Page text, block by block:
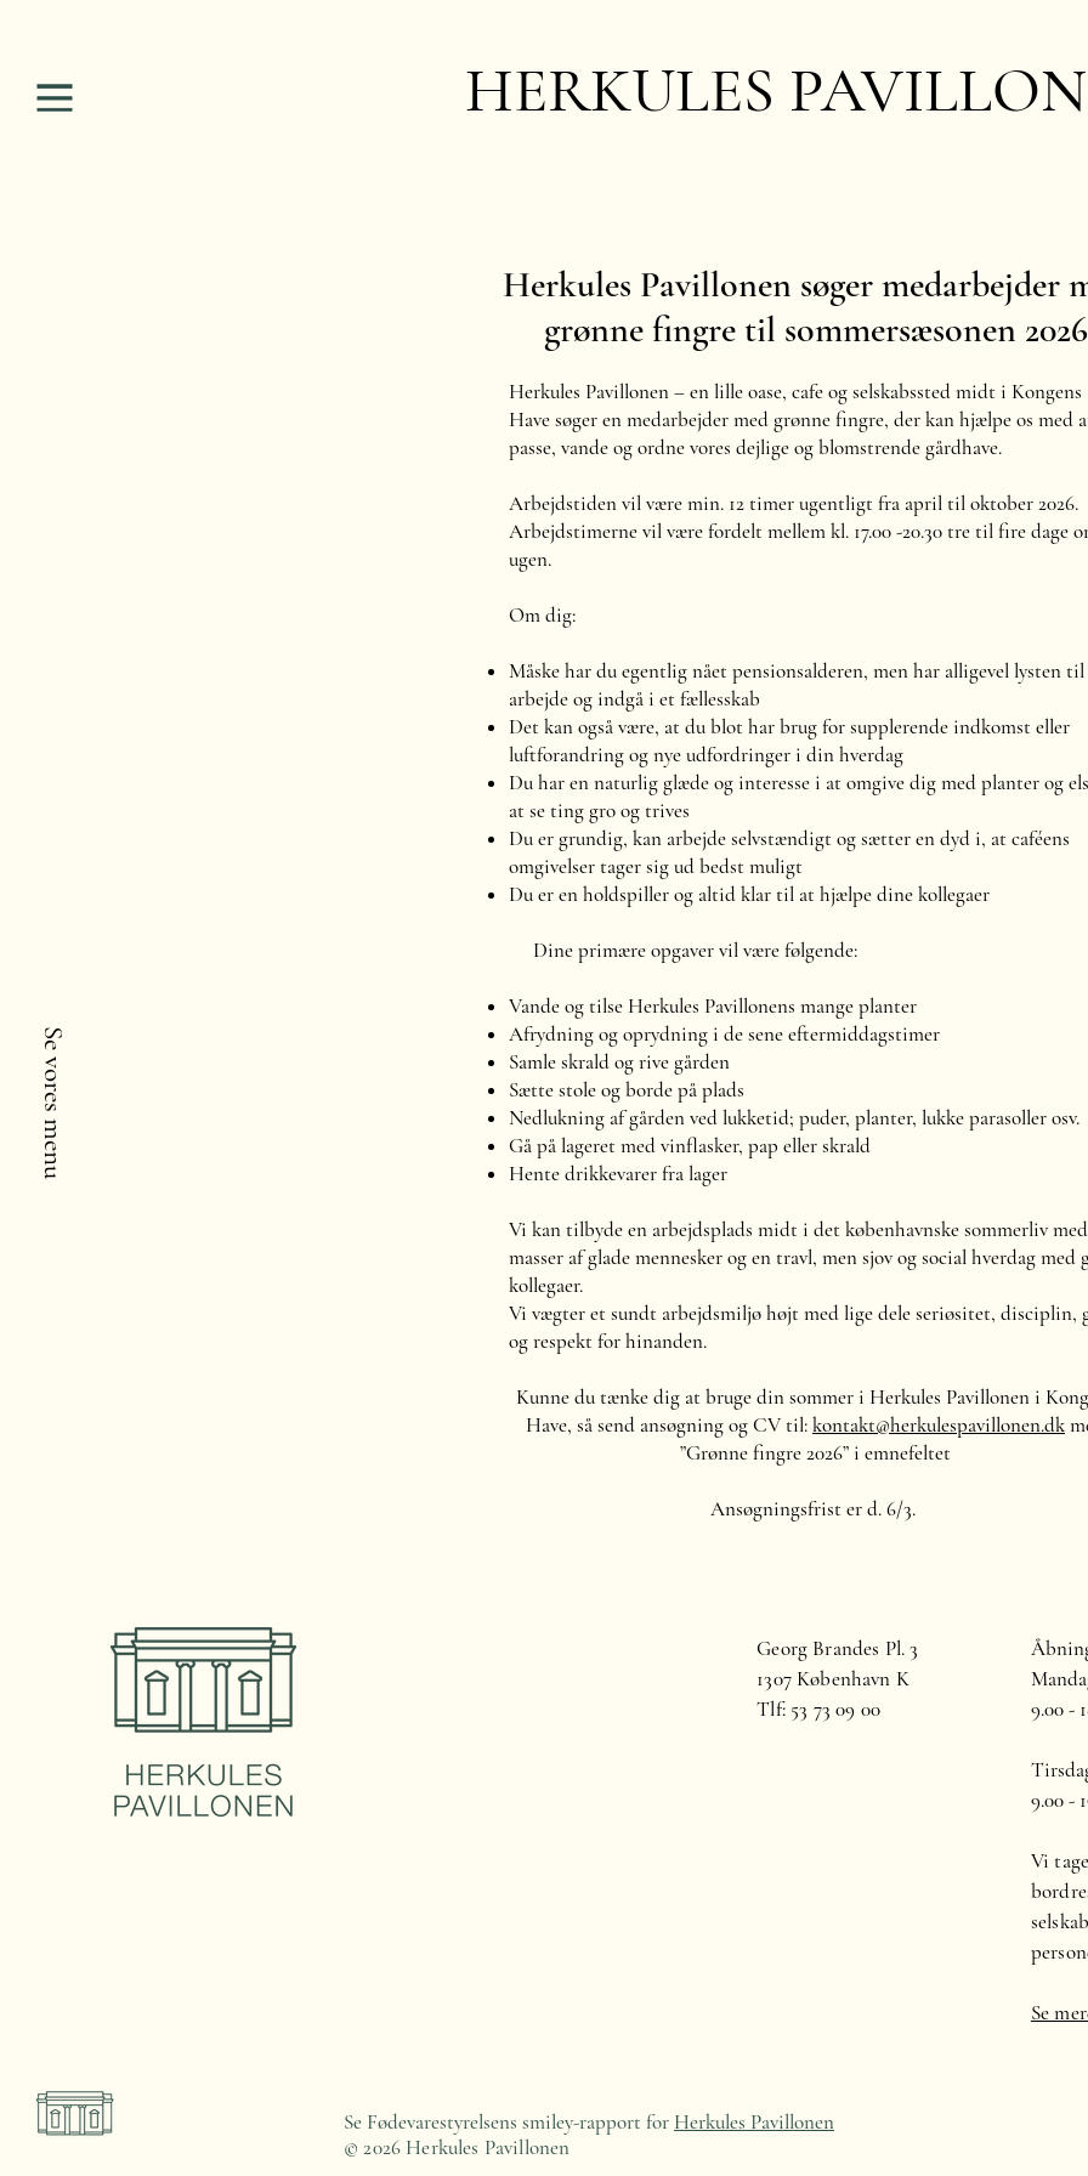
HERKULES
Se vores menu
Herkules Pavillonen søger medarbejder
grønne fingre til sommersæsonen 2026
Herkules Pavillonen – en lille oase, cafe og selskabssted midt i Kongens
Have søger en medarbejder med grønne fingre, der kan hjælpe os med
passe, vande og ordne vores dejlige og blomstrende gårdhave.
Arbejdstiden vil være min. 12 timer ugentligt fra april til oktober 2026.
Arbejdstimerne vil være fordelt mellem kl. 17.00 -20.30 tre til fire dage
ugen.
Om dig:
Måske har du egentlig nået pensionsalderen, men har alligevel lysten
arbejde og indgå i et fællesskab
Det kan også være, at du blot har brug for supplerende indkomst eller
luftforandring og nye udfordringer i din hverdag
Du har en naturlig glæde og interesse i at omgive dig med planter og
at se ting gro og trives
Du er grundig, kan arbejde selvstændigt og sætter en dyd i, at caféens
omgivelser tager sig ud bedst muligt
Du er en holdspiller og altid klar til at hjælpe dine kollegaer
Dine primære opgaver vil være følgende:
Vande og tilse Herkules Pavillonens mange planter
Afrydning og oprydning i de sene eftermiddagstimer
Samle skrald og rive gården
Sætte stole og borde på plads
Nedlukning af gården ved lukketid; puder, planter, lukke parasoller osv.
Gå på lageret med vinflasker, pap eller skrald
Hente drikkevarer fra lager
Vi kan tilbyde en arbejdsplads midt i det københavnske sommerliv med
masser af glade mennesker og en travl, men sjov og social hverdag med
kollegaer.
Vi vægter et sundt arbejdsmiljø højt med lige dele seriøsitet, disciplin,
og respekt for hinanden.
Kunne du tænke dig at bruge din sommer i Herkules Pavillonen i
Have, så send ansøgning og CV til:kontakt@herkulespavillonen.dk
”Grønne fingre 2026” i emnefeltet
Ansøgningsfrist er d. 6/3.
Georg Brandes Pl. 3
1307 København K
Tlf: 53 73 09 00
9.00 -
9.00 -
Vi
Se
Se Fødevarestyrelsens smiley-rapport for Herkules Pavillonen
© 2026 Herkules Pavillonen